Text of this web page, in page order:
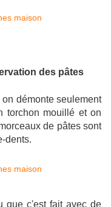
des pâtes
démonte seulement
torchon mouillé et on
de pâtes sont
dents.
que c'est fait avec de